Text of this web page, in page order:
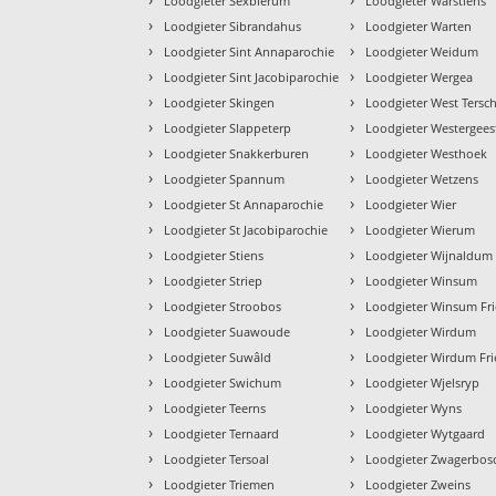
› Loodgieter Sibrandahus
› Loodgieter Sint Annaparochie
› Loodgieter Sint Jacobiparochie
› Loodgieter Skingen
› Loodgieter Slappeterp
› Loodgieter Snakkerburen
› Loodgieter Spannum
› Loodgieter St Annaparochie
› Loodgieter St Jacobiparochie
› Loodgieter Stiens
› Loodgieter Striep
› Loodgieter Stroobos
› Loodgieter Suawoude
› Loodgieter Suwâld
› Loodgieter Swichum
› Loodgieter Teerns
› Loodgieter Ternaard
› Loodgieter Tersoal
› Loodgieter Triemen
› Loodgieter Warten
› Loodgieter Weidum
› Loodgieter Wergea
› Loodgieter West
› Loodgieter
› Loodgieter Westhoek
› Loodgieter Wetzens
› Loodgieter Wier
› Loodgieter Wierum
› Loodgieter Wijnaldum
› Loodgieter Winsum
› Loodgieter Winsum
› Loodgieter Wirdum
› Loodgieter Wirdum
› Loodgieter Wjelsryp
› Loodgieter Wyns
› Loodgieter Wytgaard
› Loodgieter
› Loodgieter Zweins